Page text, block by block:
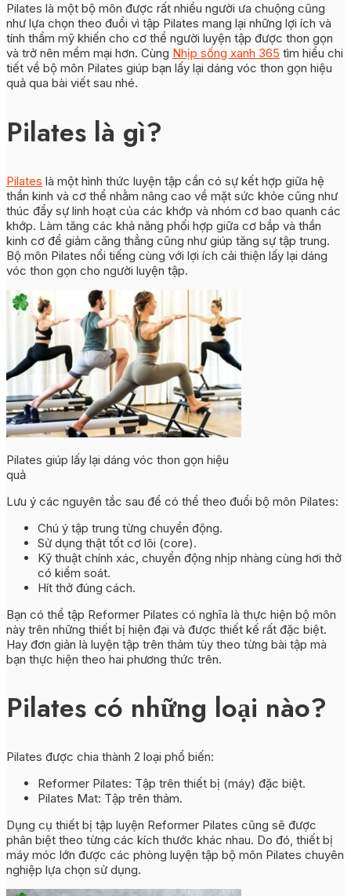
Pilates là một bộ môn được rất nhiều người ưa chuộng cũng
như lựa chọn theo đuổi vì tập Pilates mang lại những lợi ích và
tính thẩm mỹ khiến cho cơ thể người luyện tập được thon gọn
và trở nên mềm mại hơn. Cùng Nhịp sống xanh 365 tìm hiểu chi
tiết về bộ môn Pilates giúp bạn lấy lại dáng vóc thon gọn hiệu
quả qua bài viết sau nhé.
Pilates là gì?
Pilates là một hình thức luyện tập cần có sự kết hợp giữa hệ
thần kinh và cơ thể nhằm nâng cao về mặt sức khỏe cũng như
thúc đẩy sự linh hoạt của các khớp và nhóm cơ bao quanh các
khớp. Làm tăng các khả năng phối hợp giữa cơ bắp và thần
kinh cơ để giảm căng thẳng cũng như giúp tăng sự tập trung.
Bộ môn Pilates nổi tiếng cùng với lợi ích cải thiện lấy lại dáng
vóc thon gọn cho người luyện tập.
Pilates giúp lấy lại dáng vóc thon gọn hiệu
quả
Lưu ý các nguyên tắc sau để có thể theo đuổi bộ môn Pilates:
Chú ý tập trung từng chuyển động.
Sử dụng thật tốt cơ lõi (core).
Kỹ thuật chính xác, chuyển động nhịp nhàng cùng hơi thở
có kiểm soát.
Hít thở đúng cách.
Bạn có thể tập Reformer Pilates có nghĩa là thực hiện bộ môn
này trên những thiết bị hiện đại và được thiết kế rất đặc biệt.
Hay đơn giản là luyện tập trên thảm tùy theo từng bài tập mà
bạn thực hiện theo hai phương thức trên.
Pilates có những loại nào?
Pilates được chia thành 2 loại phổ biến:
Reformer Pilates: Tập trên thiết bị (máy) đặc biệt.
Pilates Mat: Tập trên thảm.
Dụng cụ thiết bị tập luyện Reformer Pilates cũng sẽ được
phân biệt theo từng các kích thước khác nhau. Do đó, thiết bị
máy móc lớn được các phòng luyện tập bộ môn Pilates chuyên
nghiệp lựa chọn sử dụng.